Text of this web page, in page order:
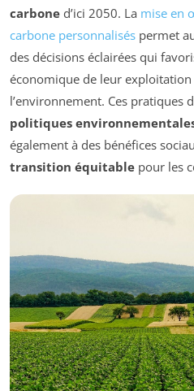
carbone d’ici 2050. La mise en
carbone personnalisés permet
des décisions éclairées qui
économique de leur
l’environnement. Ces pratiques
politiques
également à des bénéfices
transition équitable pour les